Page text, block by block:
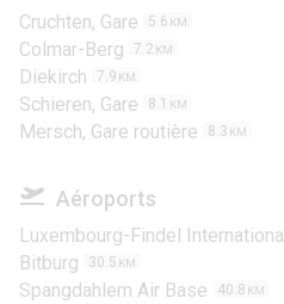
Cruchten, Gare 5.6 KM
Colmar-Berg 7.2 KM
Diekirch 7.9 KM
Schieren, Gare 8.1 KM
Mersch, Gare routière 8.3 KM
Aéroports
Luxembourg-Findel International
Bitburg 30.5 KM
Spangdahlem Air Base 40.8 KM